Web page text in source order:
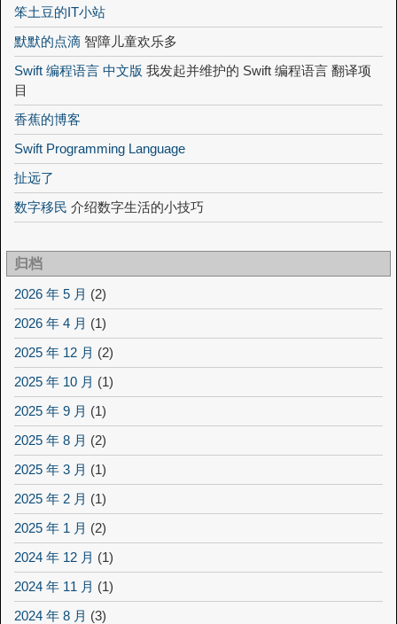
笨土豆的IT小站
默默的点滴 智障儿童欢乐多
Swift 编程语言 中文版 我发起并维护的 Swift 编程语言 翻译项
目
香蕉的博客
Swift Programming Language
扯远了
数字移民 介绍数字生活的小技巧
归档
2026 年 5 月 (2)
2026 年 4 月 (1)
2025 年 12 月 (2)
2025 年 10 月 (1)
2025 年 9 月 (1)
2025 年 8 月 (2)
2025 年 3 月 (1)
2025 年 2 月 (1)
2025 年 1 月 (2)
2024 年 12 月 (1)
2024 年 11 月 (1)
2024 年 8 月 (3)